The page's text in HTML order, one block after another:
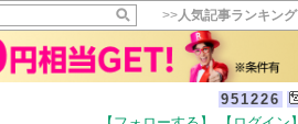
>>人気記事ランキング
951226